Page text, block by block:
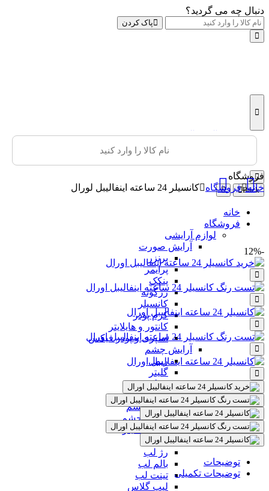
دنبال چه می گردید؟
پاک کردن
Back
خانه
فروشگاه
لوازم آرایشی
آرایش صورت
برنزر
پرایمر
پنکک
رژگونه
کانسیلر
کرم پودر
کانتور و هایلایتر
اسپری و پودر فیکس
آرایش چشم
ریمل
گلیتر
خط چشم
مداد چشم
سایه چشم
پرایمر چشم
چسب گلیتر
آرایش لب
رژ لب
بالم لب
تینت لب
لیپ گلاس
فروشگاه
خانه
فروشگاه کانسیلر 24 ساعته اینفالیبل لورال
-12%
توضیحات
توضیحات تکمیلی